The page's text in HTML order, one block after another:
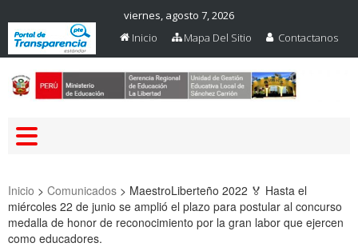
viernes, agosto 7, 2026
Inicio
Mapa Del Sitio Contactanos
Inicio > Comunicados > MaestroLiberteño 2022 🏅 Hasta el
miércoles 22 de junio se amplió el plazo para postular al concurso
medalla de honor de reconocimiento por la gran labor que ejercen
como educadores.